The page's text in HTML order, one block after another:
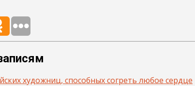
художниц, способных согреть любое сердце